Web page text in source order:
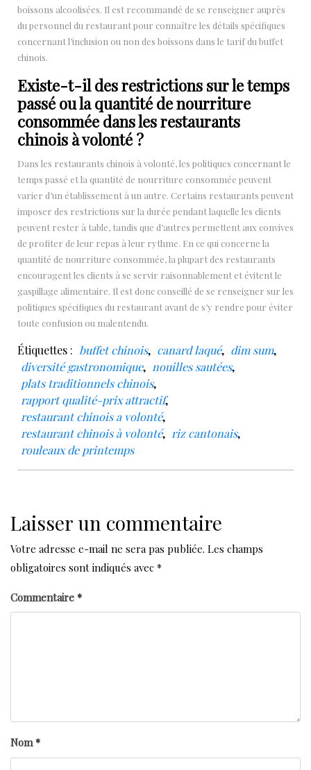
boissons alcoolisées. Il est recommandé de se renseigner auprès
du personnel du restaurant pour connaître les détails spécifiques
concernant l’inclusion ou non des boissons dans le tarif du buffet
chinois.
Existe-t-il des restrictions sur le temps
passé ou la quantité de nourriture
consommée dans les restaurants
chinois à volonté ?
Dans les restaurants chinois à volonté, les politiques concernant le
temps passé et la quantité de nourriture consommée peuvent
varier d’un établissement à un autre. Certains restaurants peuvent
imposer des restrictions sur la durée pendant laquelle les clients
peuvent rester à table, tandis que d’autres permettent aux convives
de profiter de leur repas à leur rythme. En ce qui concerne la
quantité de nourriture consommée, la plupart des restaurants
encouragent les clients à se servir raisonnablement et évitent le
gaspillage alimentaire. Il est donc conseillé de se renseigner sur les
politiques spécifiques du restaurant avant de s’y rendre pour éviter
toute confusion ou malentendu.
Étiquettes : buffet chinois, canard laqué, dim sum,
diversité gastronomique, nouilles sautées,
plats traditionnels chinois,
rapport qualité-prix attractif,
restaurant chinois a volonté,
restaurant chinois à volonté, riz cantonais,
rouleaux de printemps
Laisser un commentaire
Votre adresse e-mail ne sera pas publiée. Les champs
obligatoires sont indiqués avec *
Commentaire *
Nom*